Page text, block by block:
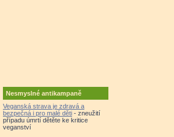
Nesmyslné antikampaně
Veganská strava je zdravá a
bezpečná i pro malé děti - zneužití
případu úmrtí dětěte ke kritice
veganství